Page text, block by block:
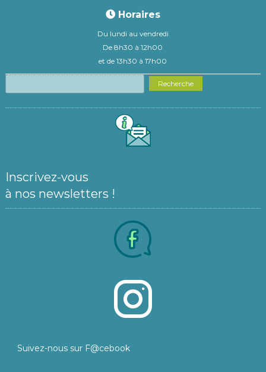
Horaires
Du lundi au vendredi
De 8h30 à 12h00
et de 13h30 à 17h00
Recherche
Inscrivez-vous
à nos newsletters !
Suivez-nous sur F@cebook